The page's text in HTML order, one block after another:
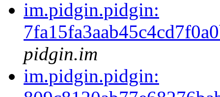
im.pidgin.pidgin:
pidgin.im
im.pidgin.pidgin: